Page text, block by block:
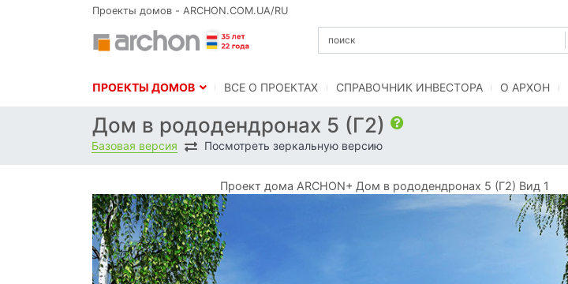
Проекты домов - ARCHON.COM.UA/RU
ПРОЕКТЫ ДОМОВ BСЕ О ПРОЕКТАХ СПРАВОЧНИК ИНВЕСТОРА O АРХОН
Дом в рододендронах 5 (Г2)
Базовая версия Посмотреть зеркальную версию
Проект дома ARCHON+ Дом в рододендронах 5 (Г2) Вид 1